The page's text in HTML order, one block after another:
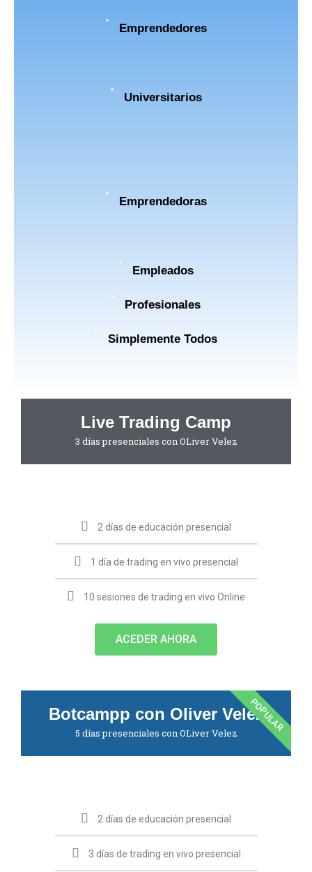
Emprendedores
Universitarios
Emprendedoras
Empleados
Profesionales
Simplemente Todos
Live Trading Camp
3 días presenciales con OLiver Velez
2 días de educación presencial
1 día de trading en vivo presencial
10 sesiones de trading en vivo Online
ACEDER AHORA
Botcampp con Oliver Velez
5 días presenciales con OLiver Velez
2 días de educación presencial
3 días de trading en vivo presencial
POPULAR